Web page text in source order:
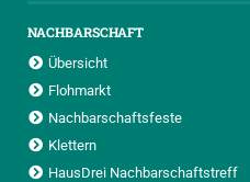
NACHBARSCHAFT
Übersicht
Flohmarkt
Nachbarschaftsfeste
Klettern
HausDrei Nachbarschaftstreff